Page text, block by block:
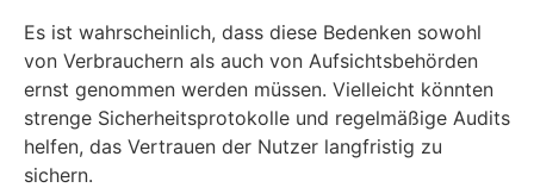
Es ist wahrscheinlich, dass diese Bedenken sowohl
von Verbrauchern als auch von Aufsichtsbehörden
ernst genommen werden müssen. Vielleicht könnten
strenge Sicherheitsprotokolle und regelmäßige Audits
helfen, das Vertrauen der Nutzer langfristig zu
sichern.